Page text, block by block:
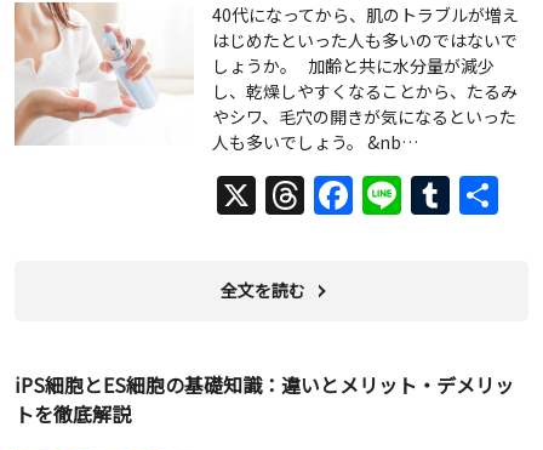
40代になってから、肌のトラブルが増え
はじめたといった人も多いのではないで
しょうか。 加齢と共に水分量が減少
し、乾燥しやすくなることから、たるみ
やシワ、毛穴の開きが気になるといった
人も多いでしょう。 &nb…
X Threads
Facebook
Line
全文を読む
iPS細胞とES細胞の基礎知識：違いとメリット・デメリッ
トを徹底解説